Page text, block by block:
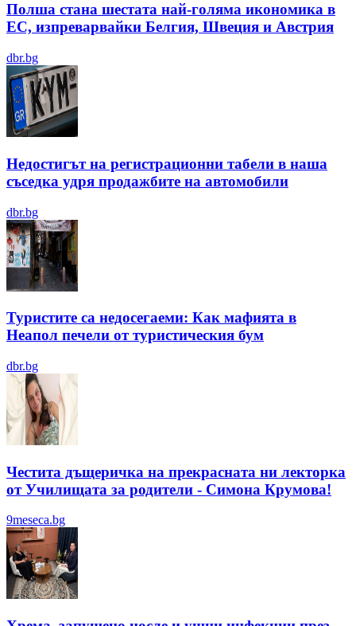
Полша стана шестата най-голяма икономика в
ЕС, изпреварвайки Белгия, Швеция и Австрия
dbr.bg
Недостигът на регистрационни табели в наша
съседка удря продажбите на автомобили
dbr.bg
Туристите са недосегаеми: Как мафията в
Неапол печели от туристическия бум
dbr.bg
Честита дъщеричка на прекрасната ни лекторка
от Училищата за родители - Симона Крумова!
9meseca.bg